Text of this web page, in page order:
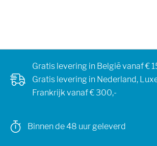
Gratis levering in België vanaf €
Gratis levering in Nederland,
Frankrijk vanaf € 300,-
Binnen de 48 uur geleverd